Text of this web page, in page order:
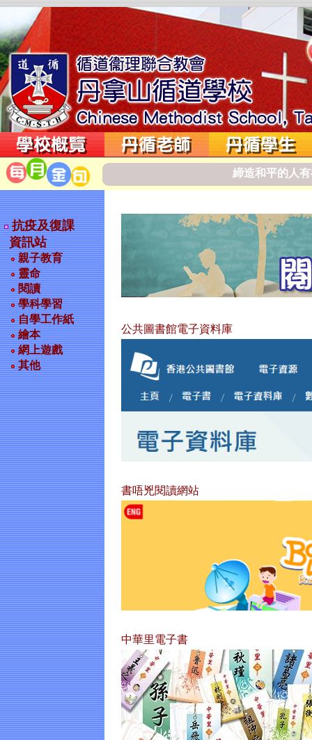
締造和平的 人有
抗疫及復課
資訊站
親子教育
靈命
閱讀
學科學習
自學工作紙
繪本
網上遊戲
其他
公共圖書館電子資料庫
書唔兇閱讀網站
中華里電子書